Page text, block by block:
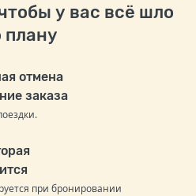
у вас всё шло
плану
отмена
заказа
при бронировании